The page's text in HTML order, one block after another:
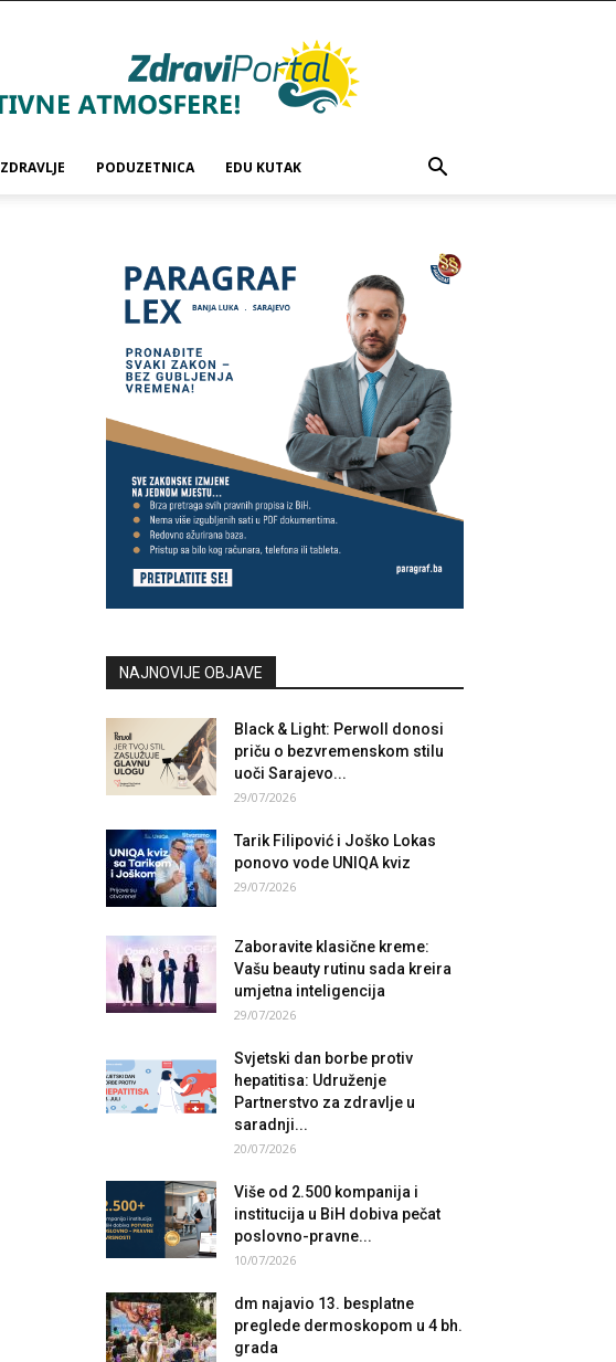
ZDRAVLJE PODUZETNICA EDU KUTAK
NAJNOVIJE OBJAVE
Black & Light: Perwoll donosi
priču o bezvremenskom stilu
uoči Sarajevo...
29/07/2026
Tarik Filipović i Joško Lokas
ponovo vode UNIQA kviz
29/07/2026
Zaboravite klasične kreme:
Vašu beauty rutinu sada kreira
umjetna inteligencija
29/07/2026
Svjetski dan borbe protiv
hepatitisa: Udruženje
Partnerstvo za zdravlje u
saradnji...
20/07/2026
Više od 2.500 kompanija i
institucija u BiH dobiva pečat
poslovno-pravne...
10/07/2026
dm najavio 13. besplatne
preglede dermoskopom u 4 bh.
grada